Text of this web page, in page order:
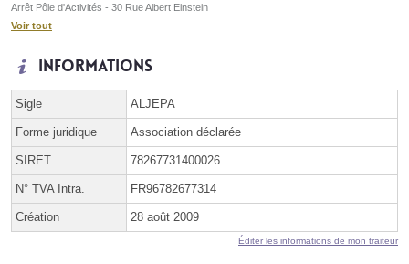
Arrêt Pôle d'Activités - 30 Rue Albert Einstein
Voir tout
Informations
Sigle ALJEPA
Forme juridique Association déclarée
SIRET 78267731400026
N° TVA Intra. FR96782677314
Création 28 août 2009
Éditer les informations de mon traiteur